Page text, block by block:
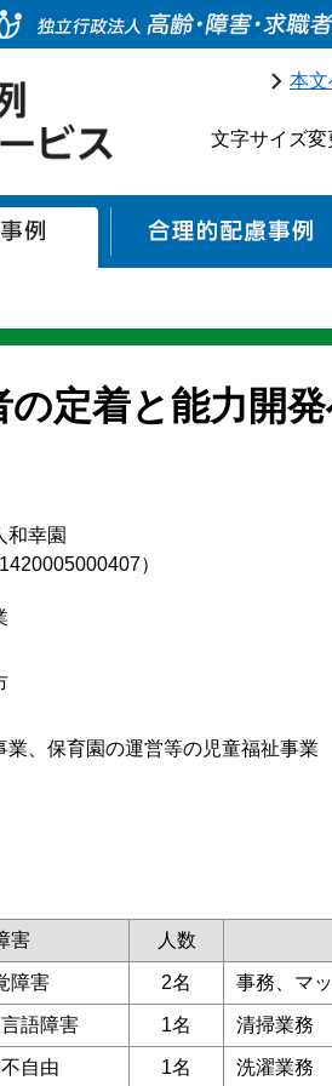
本文
文字サイズ変
モデル事例
の定着と能力開
和幸園
）
業、保育園の運営等の児童福祉事業
害 人数
障害 2名 事務、マ
語障害 1名 清掃業務
自由 1名 洗濯業務